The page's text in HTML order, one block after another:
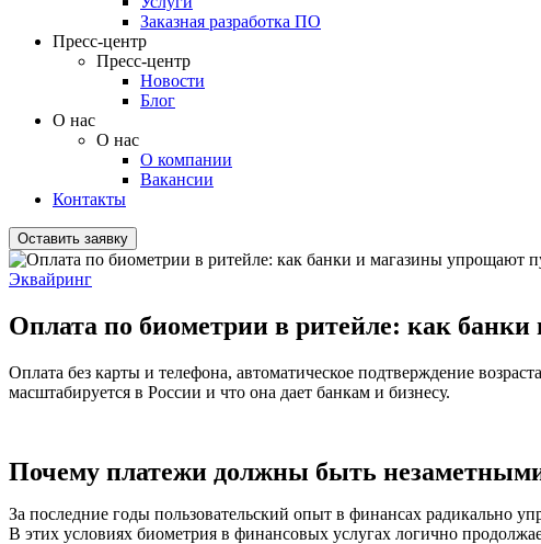
Заказная разработка ПО
Пресс-центр
Пресс-центр
Новости
Блог
О нас
О нас
О компании
Вакансии
Контакты
Оставить заявку
Эквайринг
Оплата по биометрии в ритейле: как
Оплата без карты и телефона, автоматическое подтверждение
масштабируется в России и что она дает банкам и бизнесу.
Почему платежи должны быть незаметными
За последние годы пользовательский опыт в финансах радикально
В этих условиях биометрия в финансовых услугах логично